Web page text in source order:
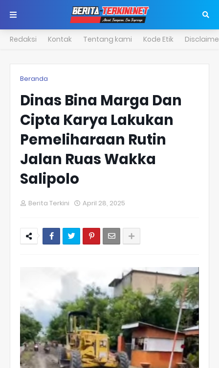
Redaksi Kontak Tentang kami Kode Etik
Beranda
Dinas Bina Marga Dan
Cipta Karya Lakukan
Pemeliharaan Rutin
Jalan Ruas Wakka
Salipolo
Berita Terkini April 28, 2025